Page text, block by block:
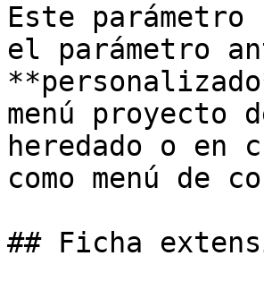
Este
el parámetro
menú proyecto
heredado o en
como menú de
## Ficha